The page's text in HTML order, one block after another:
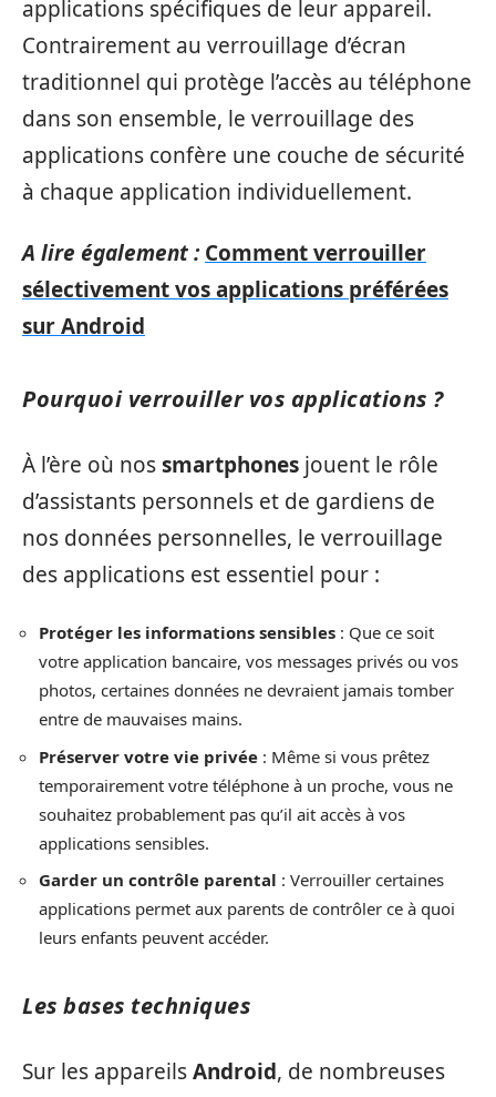
applications spécifiques de leur appareil.
Contrairement au verrouillage d’écran
traditionnel qui protège l’accès au téléphone
dans son ensemble, le verrouillage des
applications confère une couche de sécurité
à chaque application individuellement.
A lire également : Comment verrouiller
sélectivement vos applications préférées
sur Android
Pourquoi verrouiller vos applications ?
À l’ère où nossmartphones jouent le rôle
d’assistants personnels et de gardiens de
nos données personnelles, le verrouillage
des applications est essentiel pour :
Protéger les informations sensibles : Que ce soit
votre application bancaire, vos messages privés ou vos
photos, certaines données ne devraient jamais tomber
entre de mauvaises mains.
Préserver votre vie privée : Même si vous prêtez
temporairement votre téléphone à un proche, vous ne
souhaitez probablement pas qu’il ait accès à vos
applications sensibles.
Garder un contrôle parental : Verrouiller certaines
applications permet aux parents de contrôler ce à quoi
leurs enfants peuvent accéder.
Les bases techniques
Sur les appareilsAndroid, de nombreuses